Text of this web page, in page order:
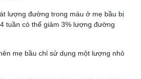
lượng đường trong máu ở mẹ bầu bị
tuần có thể giảm 3% lượng đường
mẹ bầu chỉ sử dụng một lượng nhỏ